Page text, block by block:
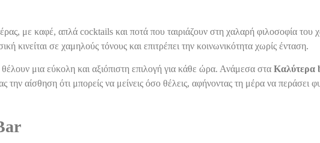
με καφέ, απλά cocktails και ποτά που ταιριάζουν στη χαλαρή φιλοσοφία
κινείται σε χαμηλούς τόνους και επιτρέπει την κοινωνικότητα χωρίς ένταση.
μια εύκολη και αξιόπιστη επιλογή για κάθε ώρα. Ανάμεσα στα Καλύτερα
αίσθηση ότι μπορείς να μείνεις όσο θέλεις, αφήνοντας τη μέρα να περάσει